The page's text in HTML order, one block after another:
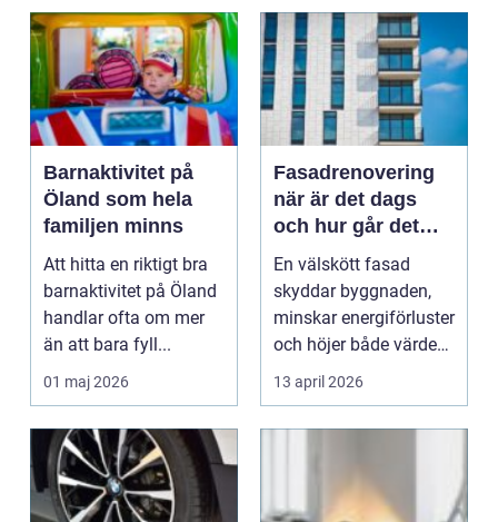
Barnaktivitet på
Öland som hela
familjen minns
Att hitta en riktigt bra
barnaktivitet på Öland
handlar ofta om mer
än att bara fyll...
01 maj 2026
Fasadrenovering
när är det dags
och hur går det
till?
En välskött fasad
skyddar byggnaden,
minskar energiförluster
och höjer både värde
och trivsel. Samti...
13 april 2026